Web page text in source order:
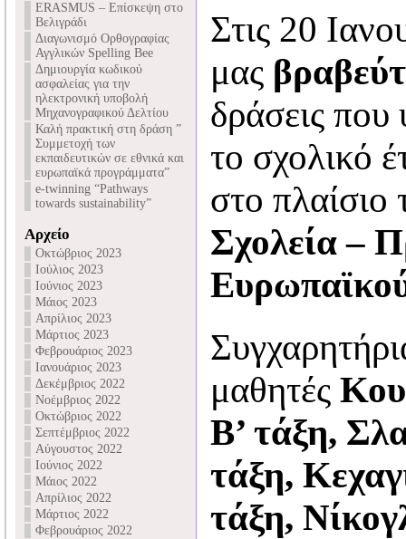
ERASMUS – Επίσκεψη στο
Βελιγράδι
Διαγωνισμό Ορθογραφίας
Αγγλικών Spelling Bee
Δημιουργία κωδικού
ασφαλείας για την
ηλεκτρονική υποβολή
Μηχανογραφικού Δελτίου
Καλή πρακτική στη δράση ”
Συμμετοχή των
εκπαιδευτικών σε εθνικά και
ευρωπαϊκά προγράμματα”
e-twinning “Pathways
towards sustainability”
Αρχείο
Οκτώβριος 2023
Ιούλιος 2023
Ιούνιος 2023
Μάιος 2023
Απρίλιος 2023
Μάρτιος 2023
Φεβρουάριος 2023
Ιανουάριος 2023
Δεκέμβριος 2022
Νοέμβριος 2022
Οκτώβριος 2022
Σεπτέμβριος 2022
Αύγουστος 2022
Ιούνιος 2022
Μάιος 2022
Απρίλιος 2022
Μάρτιος 2022
Φεβρουάριος 2022
Στις 20
μας
δράσεις που
το σχολικό
στο
Σχολεία –
μαθητές
Β’ τάξη,
τάξη,
τάξη,